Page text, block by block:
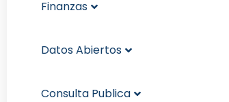
Finanzas
Datos Abiertos
Consulta Publica